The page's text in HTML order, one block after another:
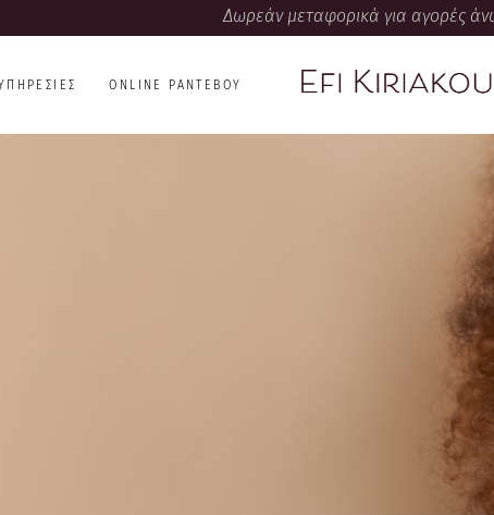
Δωρεάν μεταφορικά για αγορές
ONLINE ΡΑΝΤΕΒΟΎ